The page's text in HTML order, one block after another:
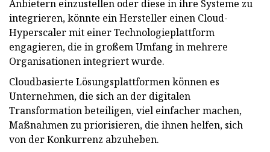
Anbietern einzustellen oder diese in ihre Systeme zu
integrieren, könnte ein Hersteller einen Cloud-
Hyperscaler mit einer Technologieplattform
engagieren, die in großem Umfang in mehrere
Organisationen integriert wurde.
Cloudbasierte Lösungsplattformen können es
Unternehmen, die sich an der digitalen
Transformation beteiligen, viel einfacher machen,
Maßnahmen zu priorisieren, die ihnen helfen, sich
von der Konkurrenz abzuheben.